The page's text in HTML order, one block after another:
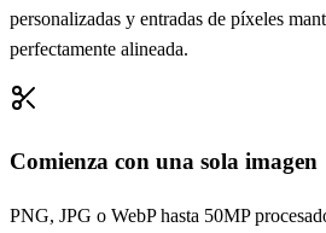
personalizadas y entradas de píxeles
perfectamente alineada.
Comienza con una sola imagen
PNG, JPG o WebP hasta 50MP